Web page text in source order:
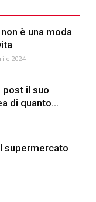
è una moda
2024
post il suo
di quanto...
supermercato